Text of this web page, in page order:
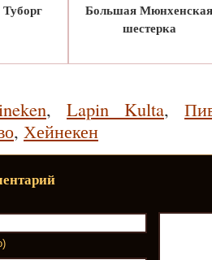
Большая
шестерка
, Lapin Kulta,
, Хейнекен